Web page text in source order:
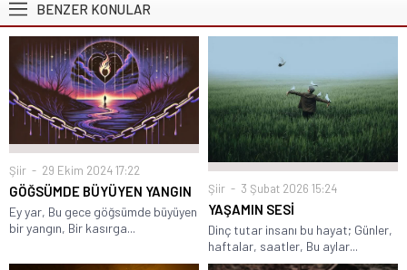
BENZER KONULAR
Şiir 29 Ekim 2024 17:22
GÖĞSÜMDE BÜYÜYEN YANGIN
Ey yar, Bu gece göğsümde büyüyen
bir yangın, Bir kasırga...
Şiir 3 Şubat 2026 15:24
YAŞAMIN SESİ
Dinç tutar insanı bu hayat; Günler,
haftalar, saatler, Bu aylar...